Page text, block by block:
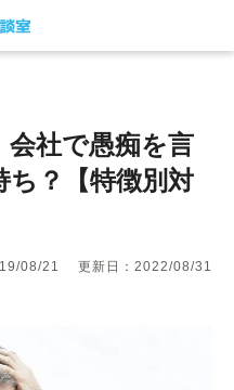
会社で愚痴を言
ち？【特徴別対
08/21 更新日：2022/08/31